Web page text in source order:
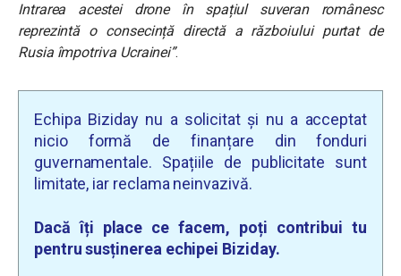
Intrarea acestei drone în spațiul suveran românesc
reprezintă o consecință directă a războiului purtat de
Rusia împotriva Ucrainei”.
Echipa Biziday nu a solicitat și nu a acceptat
nicio formă de finanțare din fonduri
guvernamentale. Spațiile de publicitate sunt
limitate, iar reclama neinvazivă.
Dacă îți place ce facem, poți contribui tu
pentru susținerea echipei Biziday.